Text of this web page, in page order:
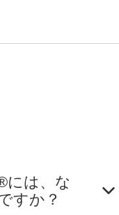
には、な
すか？